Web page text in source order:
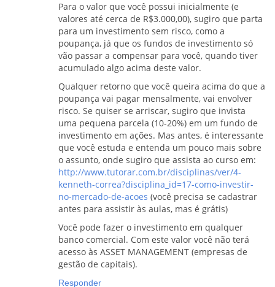
Para o valor que você possui inicialmente (e
valores até cerca de R$3.000,00), sugiro que parta
para um investimento sem risco, como a
poupança, já que os fundos de investimento só
vão passar a compensar para você, quando tiver
acumulado algo acima deste valor.
Qualquer retorno que você queira acima do que a
poupança vai pagar mensalmente, vai envolver
risco. Se quiser se arriscar, sugiro que invista
uma pequena parcela (10-20%) em um fundo de
investimento em ações. Mas antes, é interessante
que você estuda e entenda um pouco mais sobre
o assunto, onde sugiro que assista ao curso em:
http://www.tutorar.com.br/disciplinas/ver/4-
kenneth-correa?disciplina_id=17-como-investir-
no-mercado-de-acoes (você precisa se cadastrar
antes para assistir às aulas, mas é grátis)
Você pode fazer o investimento em qualquer
banco comercial. Com este valor você não terá
acesso às ASSET MANAGEMENT (empresas de
gestão de capitais).
Responder